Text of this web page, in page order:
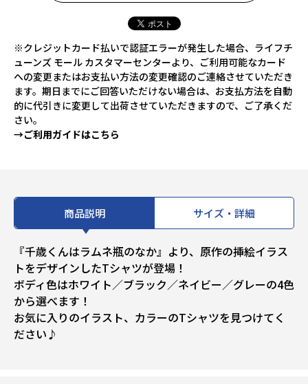
※クレジットカード払いで認証エラーが発生した場合、ライフチ
ューンズ モール カスタマーセンターより、ご利用可能なカード
への変更またはお支払い方法の変更確認のご連絡させていただき
ます。期日までにご回答いただけない場合は、お支払方法を自動
的に代引きに変更して出荷させていただきますので、ご了承くだ
さい。
→ご利用ガイドはこちら
商品説明 サイズ・詳細
『千歳くんはラムネ瓶のなか』より、原作の挿絵イラス
トをデザインしたTシャツが登場！
ボディ色はホワイト／ブラック／ネイビー／グレーの4色
から選べます！
お気に入りのイラスト、カラーのTシャツを見つけてく
ださい♪